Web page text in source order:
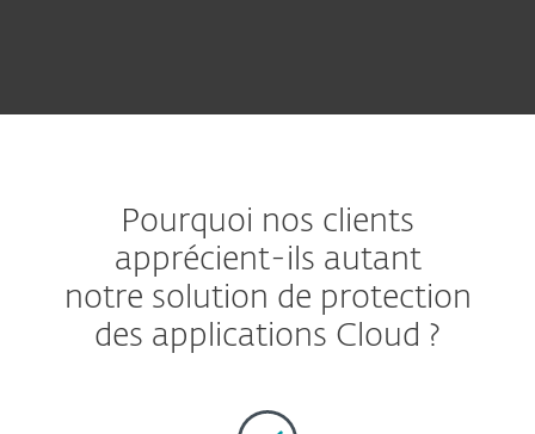
Pourquoi nos clients
apprécient-ils autant
notre solution de protection
des applications Cloud ?